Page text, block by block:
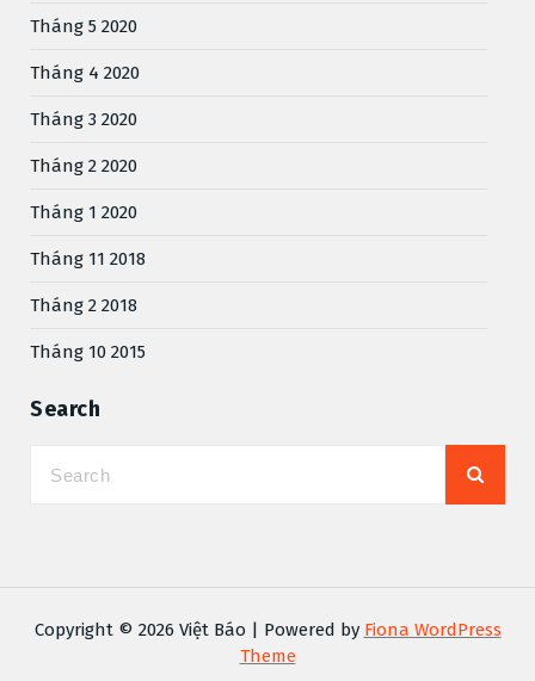
Tháng 5 2020
Tháng 4 2020
Tháng 3 2020
Tháng 2 2020
Tháng 1 2020
Tháng 11 2018
Tháng 2 2018
Tháng 10 2015
Search
Copyright © 2026 Việt Báo | Powered by Fiona WordPress
Theme